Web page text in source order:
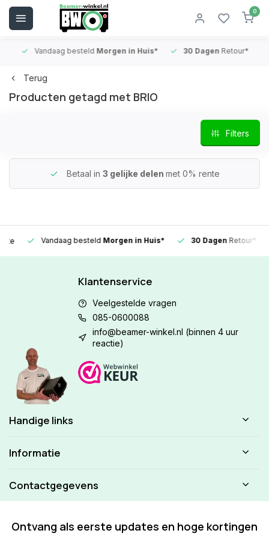
0
Vandaag besteldMorgen in Huis* 30 DagenRetour*
Terug
Producten getagd met BRIO
Filters
Betaal in 3 gelijke delen met 0% rente
Vandaag besteldMorgen in Huis* 30 DagenRetour*
Klantenservice
Veelgestelde vragen
085-0600088
info@beamer-winkel.nl (binnen 4 uur
reactie)
Handige links
Informatie
Contactgegevens
Ontvang als eerste updates en hoge kortingen